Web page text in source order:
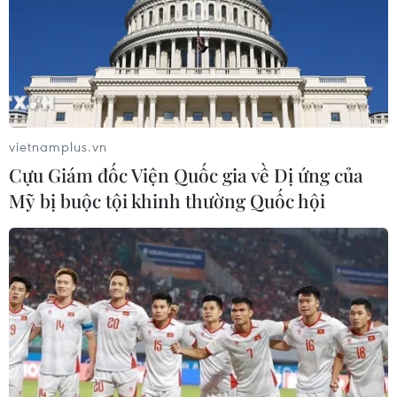
Tín hiệu tích cực đối với tiến trình
phục hồi kinh tế của Syria
03/08/2026 07:22
Tổng thống Mỹ: Các bên đạt bước
tiến hướng tới chấm dứt xung đột với
Iran
03/08/2026 06:24
Tổng thống Trump thông báo thời
điểm Mỹ nối lại đàm phán với Iran
vietnamplus.vn
Cựu Giám đốc Viện Quốc gia về Dị ứng của
Mỹ bị buộc tội khinh thường Quốc hội